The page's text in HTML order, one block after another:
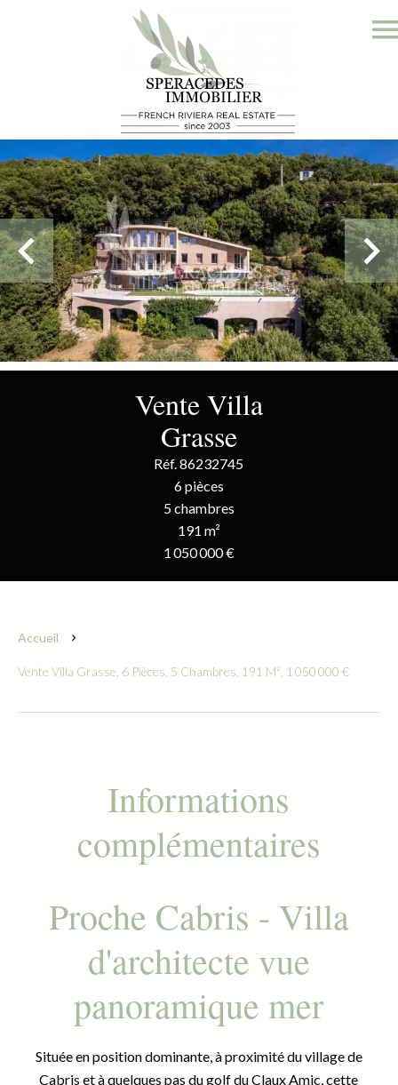
Vente Villa
Grasse
Réf. 86232745
6 pièces
5 chambres
191 m²
1 050 000 €
Accueil
Vente Villa Grasse, 6 Pièces, 5 Chambres, 191 M², 1 050 000 €
Informations
complémentaires
Proche Cabris - Villa
d'architecte vue
panoramique mer
Située en position dominante, à proximité du village de
Cabris et à quelques pas du golf du Claux Amic, cette